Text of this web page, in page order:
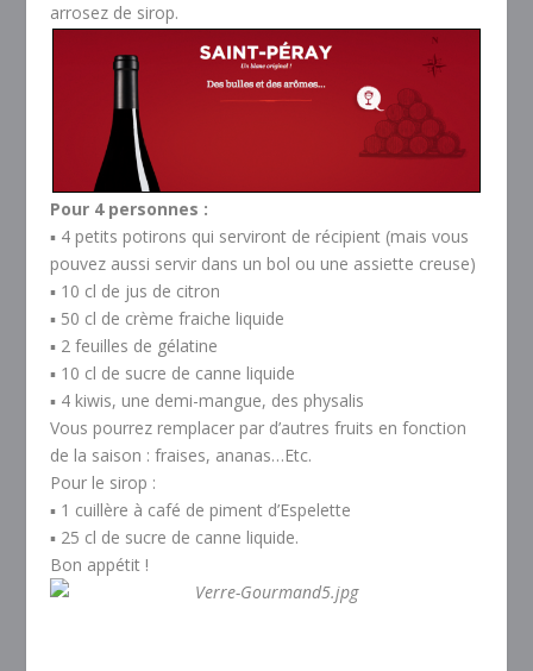
arrosez de sirop.
Pour 4 personnes :
▪ 4 petits potirons qui serviront de récipient (mais vous
pouvez aussi servir dans un bol ou une assiette creuse)
▪ 10 cl de jus de citron
▪ 50 cl de crème fraiche liquide
▪ 2 feuilles de gélatine
▪ 10 cl de sucre de canne liquide
▪ 4 kiwis, une demi-mangue, des physalis
Vous pourrez remplacer par d’autres fruits en fonction
de la saison : fraises, ananas…Etc.
Pour le sirop :
▪ 1 cuillère à café de piment d’Espelette
▪ 25 cl de sucre de canne liquide.
Bon appétit !